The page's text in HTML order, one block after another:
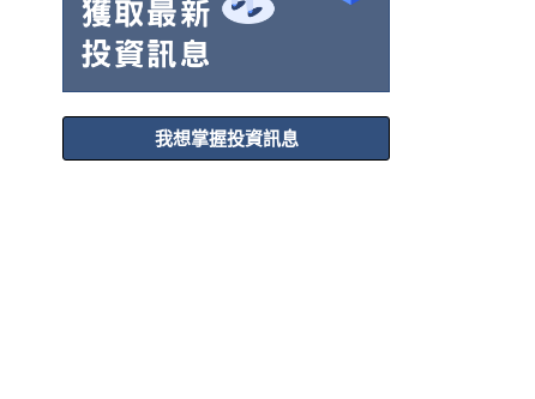
我想掌握投資訊息